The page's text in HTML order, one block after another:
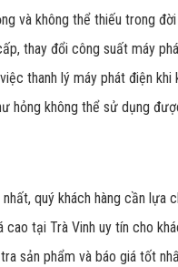
và không thể thiếu trong
thay đổi công suất máy
thanh lý máy phát điện
hỏng không thể sử dụng
quý khách hàng cần lựa
tại Trà Vinh uy tín cho
sản phẩm và báo giá tốt
Like Fanpage Để